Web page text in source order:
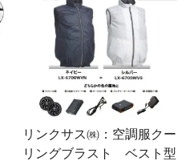
リンクサス㈱：空調服クー
リングブラスト ベスト型